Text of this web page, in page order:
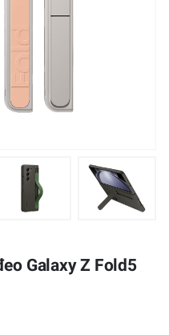
Galaxy Z Fold5